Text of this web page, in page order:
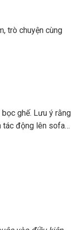
trò chuyện cùng
ghế. Lưu ý rằng
tác động lên sofa…